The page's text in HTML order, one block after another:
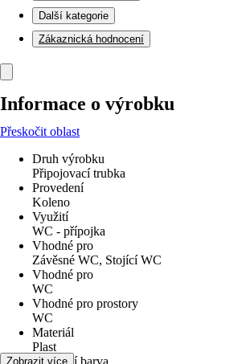
Další kategorie
Zákaznická hodnocení
Informace o výrobku
Přeskočit oblast
Druh výrobku
Připojovací trubka
Provedení
Koleno
Využití
WC - přípojka
Vhodné pro
Závěsné WC, Stojící WC
Vhodné pro
WC
Vhodné pro prostory
WC
Materiál
Plast
Základní barva
Zobrazit více